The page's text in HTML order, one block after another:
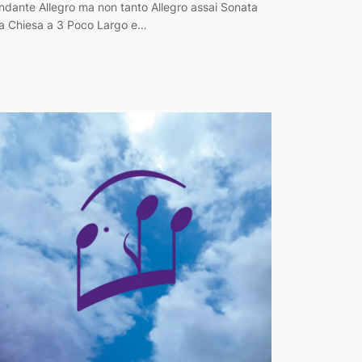
Allegro ma non tanto Allegro assai Sonata
Chiesa a 3 Poco Largo e…